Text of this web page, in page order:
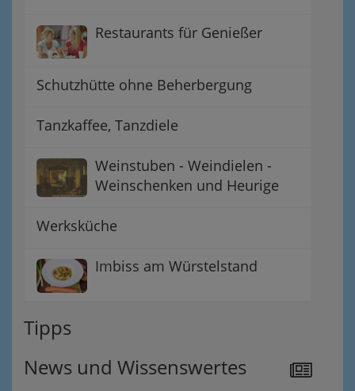
Restaurants für Genießer
Schutzhütte ohne Beherbergung
Tanzkaffee, Tanzdiele
Weinstuben - Weindielen -
Weinschenken und Heurige
Werksküche
Imbiss am Würstelstand
Tipps
News und Wissenswertes